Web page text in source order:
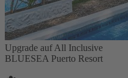
Upgrade auf All Inclusive
BLUESEA Puerto Resort